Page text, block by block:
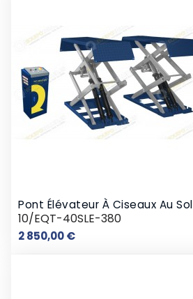
Pont Élévateur À Ciseaux Au Sol
10/EQT-40SLE-380
2 850,00 €Prix